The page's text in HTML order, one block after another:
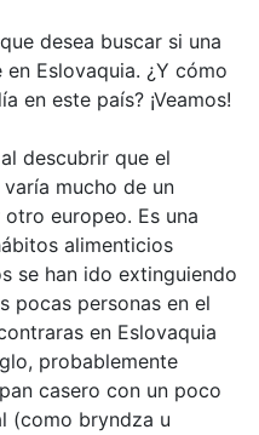
desea buscar si una
Eslovaquia. ¿Y cómo
en este país? ¡Veamos!
descubrir que el
mucho de un
europeo. Es una
alimenticios
se han ido extinguiendo
pocas personas en el
en Eslovaquia
probablemente
casero con un poco
(como bryndza u